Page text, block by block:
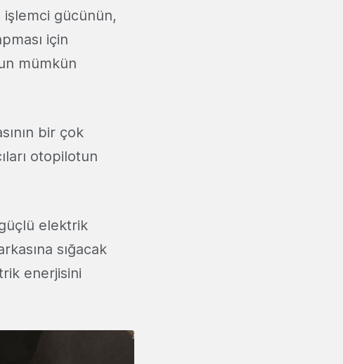
işlemci gücünün,
için
mümkün
bir çok
otopilotun
elektrik
sığacak
enerjisini